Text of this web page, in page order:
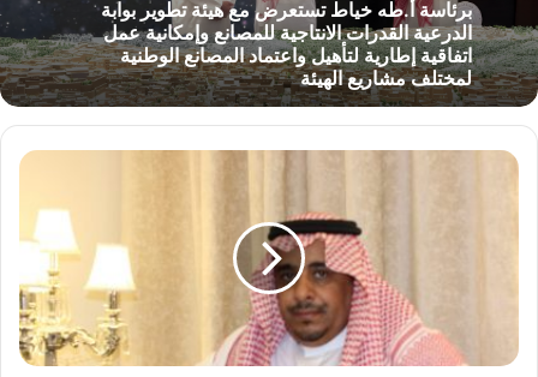
برئاسة أ.طه خياط تستعرض مع هيئة تطوير بوابة
الدرعية القدرات الانتاجية للمصانع وإمكانية عمل
اتفاقية إطارية لتأهيل واعتماد المصانع الوطنية
لمختلف مشاريع الهيئة